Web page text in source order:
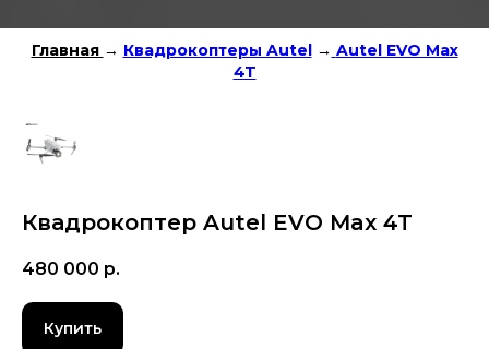
Главная → Квадрокоптеры Autel→ Autel EVO Max
4T
Квадрокоптер Autel EVO Max 4T
480 000 р.
Купить